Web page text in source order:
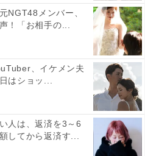
NGT48メンバー、
！「お相手の...
、イケメン夫
はショッ...
人は、返済を3～6
してから返済す...